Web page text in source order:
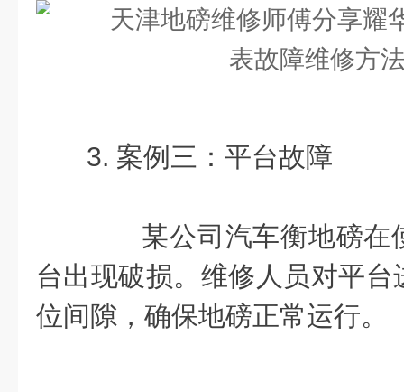
3. 案例三：平台故障
某公司汽车衡地磅在
台出现破损。维修人员对平
位间隙，确保地磅正常运行。